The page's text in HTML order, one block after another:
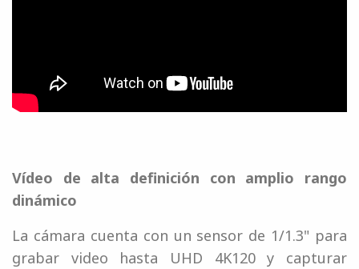
Vídeo de alta definición con amplio rango
dinámico
La cámara cuenta con un sensor de 1/1.3" para
grabar video hasta UHD 4K120 y capturar